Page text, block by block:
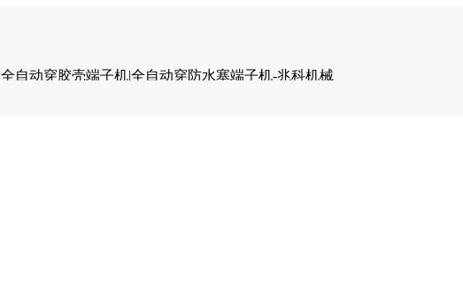
全自动穿胶壳端子机|全自动穿防水塞端子机-兆科机械